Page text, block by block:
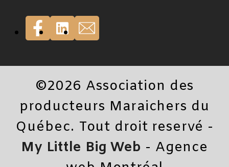
©2026 Association des
producteurs Maraichers du
Québec. Tout droit reservé -
My Little Big Web - Agence